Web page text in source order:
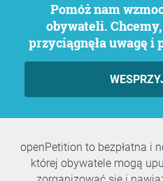
Pomóż nam wzmocnić uczestnictwo
obywateli.
przyciągnęła uwagę i
openPetition to bezpłatna i
której obywatele mogą